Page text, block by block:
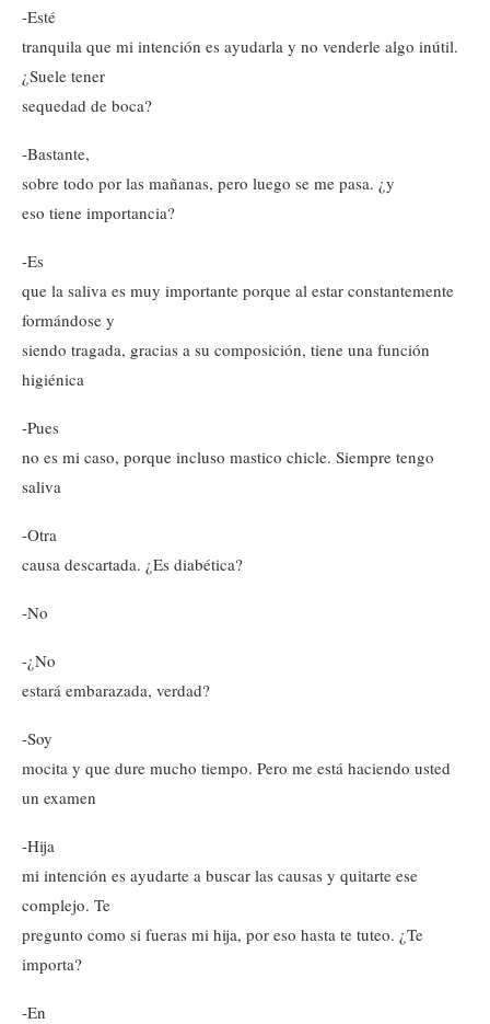
-Esté
tranquila que mi intención es ayudarla y no venderle algo inútil.
¿Suele tener
sequedad de boca?
-Bastante,
sobre todo por las mañanas, pero luego se me pasa. ¿y
eso tiene importancia?
-Es
que la saliva es muy importante porque al estar constantemente
formándose y
siendo tragada, gracias a su composición, tiene una función
higiénica
-Pues
no es mi caso, porque incluso mastico chicle. Siempre tengo
saliva
-Otra
causa descartada. ¿Es diabética?
-No
-¿No
estará embarazada, verdad?
-Soy
mocita y que dure mucho tiempo. Pero me está haciendo usted
un examen
-Hija
mi intención es ayudarte a buscar las causas y quitarte ese
complejo. Te
pregunto como si fueras mi hija, por eso hasta te tuteo. ¿Te
importa?
-En